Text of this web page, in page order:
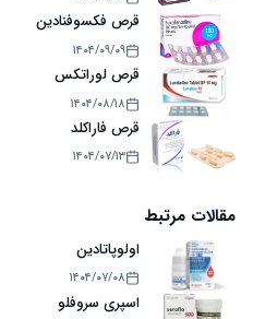
قرص فکسوفنادین
۱۴۰۴/۰۹/۰۹
قرص لوراتکس
۱۴۰۴/۰۸/۱۸
قرص فاراکلد
۱۴۰۴/۰۷/۱۳
مقالات مرتبط
اولوپاتادین
۱۴۰۴/۰۷/۰۸
اسپری سروفلو